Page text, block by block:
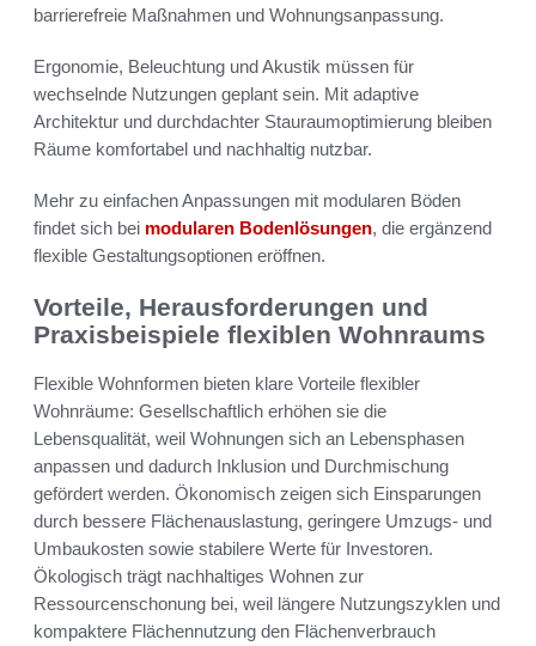
barrierefreie Maßnahmen und Wohnungsanpassung.
Ergonomie, Beleuchtung und Akustik müssen für
wechselnde Nutzungen geplant sein. Mit adaptive
Architektur und durchdachter Stauraumoptimierung bleiben
Räume komfortabel und nachhaltig nutzbar.
Mehr zu einfachen Anpassungen mit modularen Böden
findet sich bei modularen Bodenlösungen, die ergänzend
flexible Gestaltungsoptionen eröffnen.
Vorteile, Herausforderungen und
Praxisbeispiele flexiblen Wohnraums
Flexible Wohnformen bieten klare Vorteile flexibler
Wohnräume: Gesellschaftlich erhöhen sie die
Lebensqualität, weil Wohnungen sich an Lebensphasen
anpassen und dadurch Inklusion und Durchmischung
gefördert werden. Ökonomisch zeigen sich Einsparungen
durch bessere Flächenauslastung, geringere Umzugs- und
Umbaukosten sowie stabilere Werte für Investoren.
Ökologisch trägt nachhaltiges Wohnen zur
Ressourcenschonung bei, weil längere Nutzungszyklen und
kompaktere Flächennutzung den Flächenverbrauch